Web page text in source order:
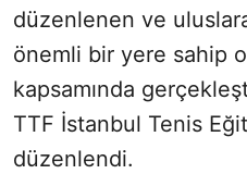
düzenlenen ve
önemli bir yere sahip
kapsamında
TTF İstanbul Tenis
düzenlendi.